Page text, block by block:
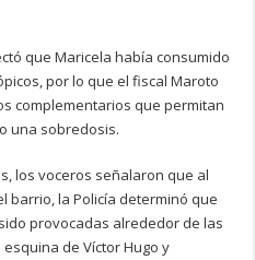
que Maricela había consumido
por lo que el fiscal Maroto
complementarios que permitan
una sobredosis.
los voceros señalaron que al
barrio, la Policía determinó que
provocadas alrededor de las
de Víctor Hugo y